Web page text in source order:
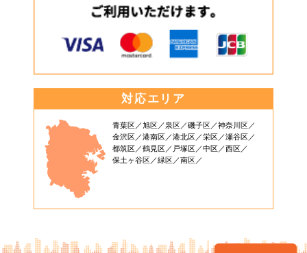
対応エリア
青葉区 旭区 泉区 磯子区
神奈川区
金沢区
港南区 港北区 栄区
瀬谷区
都筑区
鶴見区 戸塚区 中区
西区
保土ヶ谷区
緑区 南区